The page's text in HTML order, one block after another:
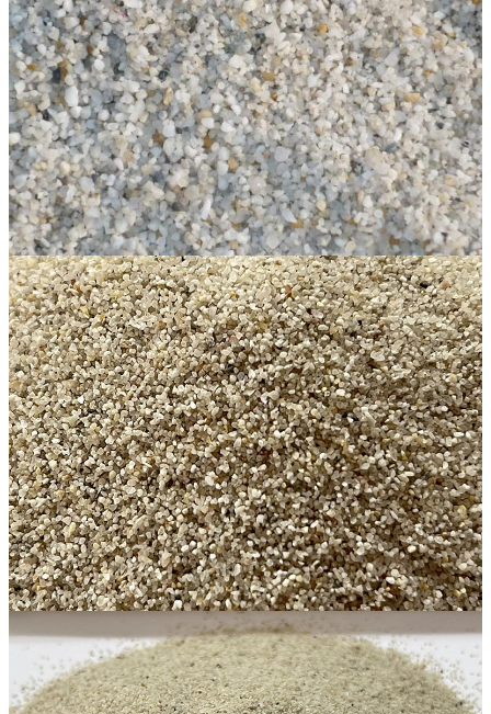
Tìm kiếm: